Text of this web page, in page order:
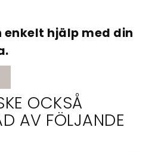
enkelt hjälp med din
OCKSÅ
AV FÖLJANDE